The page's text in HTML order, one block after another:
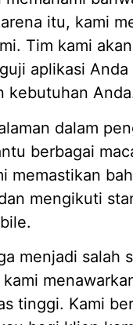
itu, kami
Tim kami
aplikasi
kebutuhan
dalam
berbagai
memastikan
mengikuti
menjadi
tinggi. Kami